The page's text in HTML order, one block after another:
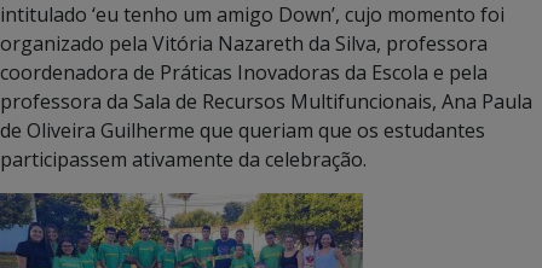
intitulado ‘eu tenho um amigo Down’, cujo momento foi
organizado pela Vitória Nazareth da Silva, professora
coordenadora de Práticas Inovadoras da Escola e pela
professora da Sala de Recursos Multifuncionais, Ana Paula
de Oliveira Guilherme que queriam que os estudantes
participassem ativamente da celebração.